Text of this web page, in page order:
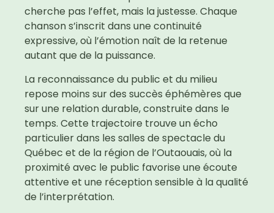
cherche pas l’effet, mais la justesse. Chaque
chanson s’inscrit dans une continuité
expressive, où l’émotion naît de la retenue
autant que de la puissance.
La reconnaissance du public et du milieu
repose moins sur des succès éphémères que
sur une relation durable, construite dans le
temps. Cette trajectoire trouve un écho
particulier dans les salles de spectacle du
Québec et de la région de l’Outaouais, où la
proximité avec le public favorise une écoute
attentive et une réception sensible à la qualité
de l’interprétation.